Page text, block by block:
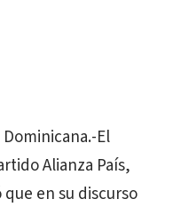
El
Alianza País,
en su discurso